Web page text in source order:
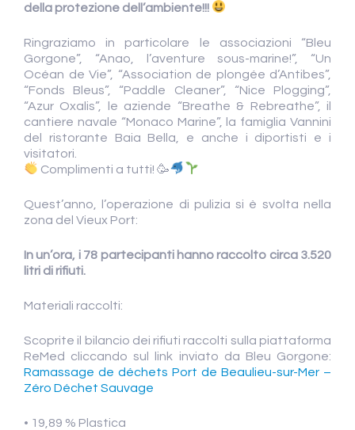
della protezione dell’ambiente!!!
Ringraziamo in particolare le associazioni “Bleu
Gorgone”, “Anao, l’aventure sous-marine!”, “Un
Océan de Vie”, “Association de plongée d’Antibes”,
“Fonds Bleus”, “Paddle Cleaner”, “Nice Plogging”,
“Azur Oxalis”, le aziende “Breathe & Rebreathe”, il
cantiere navale “Monaco Marine”, la famiglia Vannini
del ristorante Baia Bella, e anche i diportisti e i
visitatori.
Complimenti a tutti! 🥳
Quest’anno, l’operazione di pulizia si è svolta nella
zona del Vieux Port:
In un’ora, i 78 partecipanti hanno raccolto circa 3.520
litri di rifiuti.
Materiali raccolti:
Scoprite il bilancio dei rifiuti raccolti sulla piattaforma
ReMed cliccando sul link inviato da Bleu Gorgone:
Ramassage de déchets Port de Beaulieu-sur-Mer –
Zéro Déchet Sauvage
• 19,89 % Plastica